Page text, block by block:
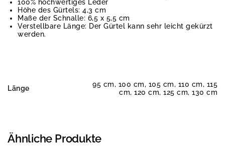
100% hochwertiges Leder
Höhe des Gürtels: 4,3 cm
Maße der Schnalle: 6,5 x 5,5 cm
Verstellbare Länge: Der Gürtel kann sehr leicht gekürzt
werden.
Länge
95 cm, 100 cm, 105 cm, 110 cm, 115
cm, 120 cm, 125 cm, 130 cm
Ähnliche Produkte